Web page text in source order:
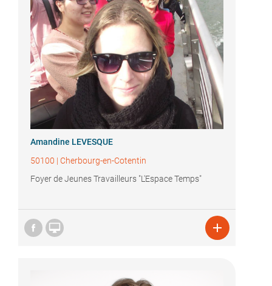
Amandine LEVESQUE
50100 | Cherbourg-en-Cotentin
Foyer de Jeunes Travailleurs "L'Espace Temps"
 